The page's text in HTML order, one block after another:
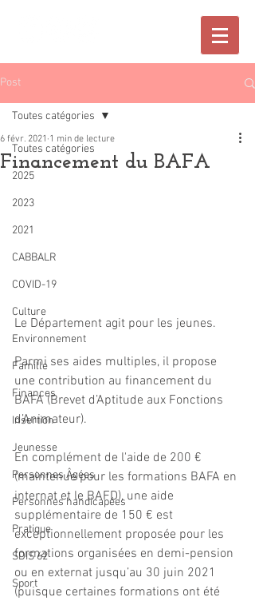
Post
Toutes catégories
2025
2023
2021
CABBALR
COVID-19
Culture
Environnement
Famille
Finances
Insertion
Jeunesse
Personnes Âgées
Personnes handicapées
Pratique
SDIS 62
Sport
Toutes catégories
Financement du BAFA
6 févr. 2021 1 min de lecture
Le Département agit pour les jeunes.
Parmi ses aides multiples, il propose
une contribution au financement du
BAFA (Brevet d’Aptitude aux Fonctions
d’Animateur).
En complément de l'aide de 200 €
(maintenue pour les formations BAFA en
internat et le BAFD), une aide
supplémentaire de 150 € est
exceptionnellement proposée pour les
formations organisées en demi-pension
ou en externat jusqu’au 30 juin 2021
(puisque certaines formations ont été